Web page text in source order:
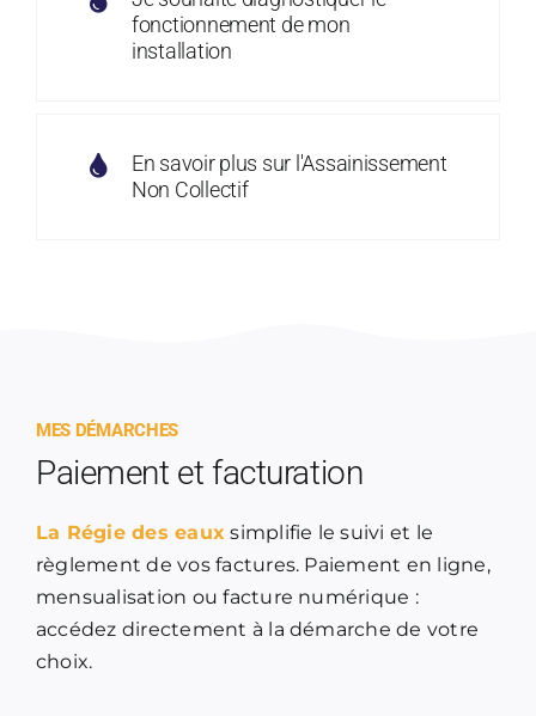
fonctionnement de mon
installation
En savoir plus sur l'Assainissement
Non Collectif
MES DÉMARCHES
Paiement et facturation
La Régie des eaux simplifie le suivi et le
règlement de vos factures. Paiement en ligne,
mensualisation ou facture numérique :
accédez directement à la démarche de votre
choix.